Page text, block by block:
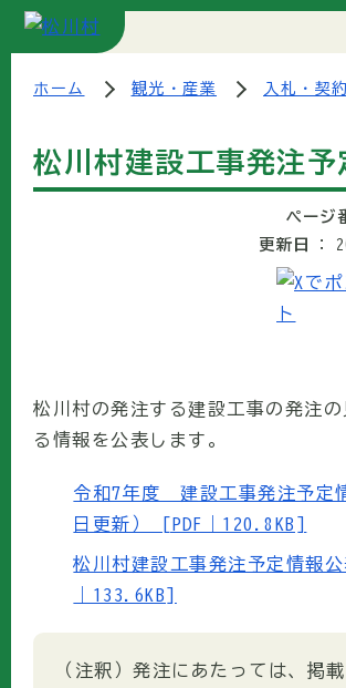
ホーム 観光・産業 入札・契約
松川村建設工事発注予
ページ
更新日
松川村の発注する建設工事の発注
る情報を公表します。
令和7年度 建設工事発注予定
日更新） [PDF｜120.8KB]
松川村建設工事発注予定情報
｜133.6KB]
（注釈）発注にあたっては、掲